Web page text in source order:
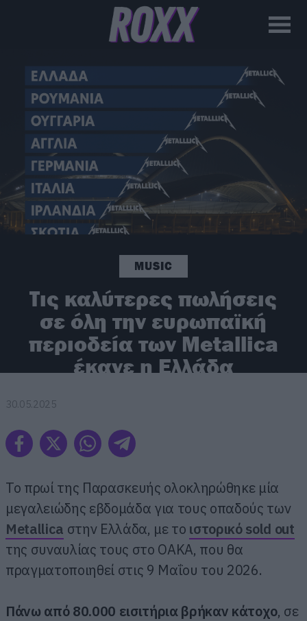
MUSIC
Τις καλύτερες πωλήσεις
σε όλη την ευρωπαϊκή
περιοδεία των Metallica
έκανε η Ελλάδα
30.05.2025
Το πρωί της Παρασκευής ολοκληρώθηκε μία
μεγαλειώδης εβδομάδα για τους οπαδούς των
Metallica στην Ελλάδα, με το ιστορικό sold out
της συναυλίας τους στο ΟΑΚΑ, που θα
πραγματοποιηθεί στις 9 Μαΐου του 2026.
Πάνω από 80.000 εισιτήρια βρήκαν κάτοχο, σε